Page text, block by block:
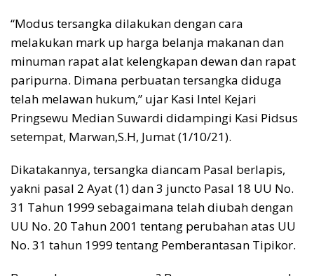
“Modus tersangka dilakukan dengan cara
melakukan mark up harga belanja makanan dan
minuman rapat alat kelengkapan dewan dan rapat
paripurna. Dimana perbuatan tersangka diduga
telah melawan hukum,” ujar Kasi Intel Kejari
Pringsewu Median Suwardi didampingi Kasi Pidsus
setempat, Marwan,S.H, Jumat (1/10/21).
Dikatakannya, tersangka diancam Pasal berlapis,
yakni pasal 2 Ayat (1) dan 3 juncto Pasal 18 UU No.
31 Tahun 1999 sebagaimana telah diubah dengan
UU No. 20 Tahun 2001 tentang perubahan atas UU
No. 31 tahun 1999 tentang Pemberantasan Tipikor.